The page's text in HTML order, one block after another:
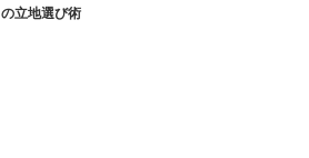
の立地選び術